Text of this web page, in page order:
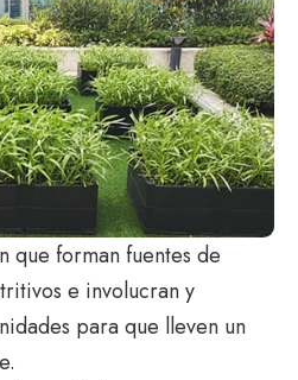
que forman fuentes de
e involucran y
para que lleven un